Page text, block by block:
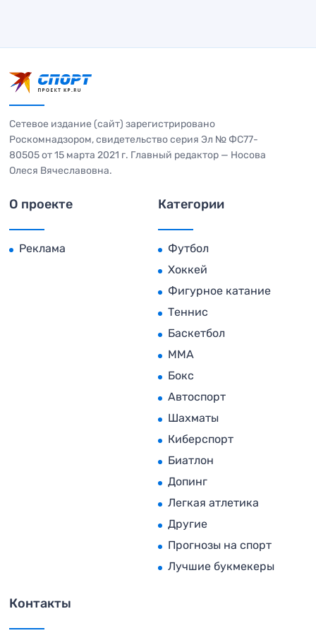
Сетевое издание (сайт) зарегистрировано
Роскомнадзором, свидетельство серия Эл № ФС77-
80505 от 15 марта 2021 г. Главный редактор — Носова
Олеся Вячеславовна.
О проекте
Реклама
Категории
Футбол
Хоккей
Фигурное катание
Теннис
Баскетбол
MMA
Бокс
Автоспорт
Шахматы
Киберспорт
Биатлон
Допинг
Легкая атлетика
Другие
Прогнозы на спорт
Лучшие букмекеры
Контакты